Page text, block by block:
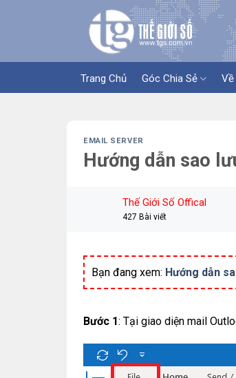
Trang Chủ Góc Chia Sẻ
EMAIL SERVER
Hướng dẫn sao
Thế Giới Số Offical
427 Bài viết
Bạn đang xem: Hướng dẫn
Bước 1: Tại giao diện mail